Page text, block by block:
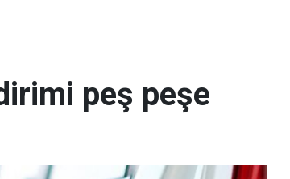
peş peşe